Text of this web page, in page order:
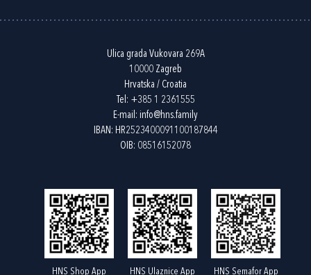
Ulica grada Vukovara 269A
10000 Zagreb
Hrvatska / Croatia
Tel: +385 1 2361555
E-mail: info@hns.family
IBAN: HR2523400091100187844
OIB: 08516152078
HNS Shop App HNS Ulaznice App HNS Semafor App